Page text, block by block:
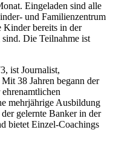
Eingeladen sind alle
und Familienzentrum
Kinder bereits in der
Die Teilnahme ist
ist Journalist,
38 Jahren begann der
mehrjährige Ausbildung
gelernte Banker in der
bietet Einzel-Coachings